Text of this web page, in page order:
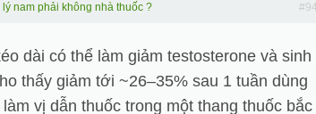
nam phải không nhà thuốc ?
dài có thể làm giảm testosterone và sinh
thấy giảm tới ~26–35% sau 1 tuần dùng
vị dẫn thuốc trong một thang thuốc bắc